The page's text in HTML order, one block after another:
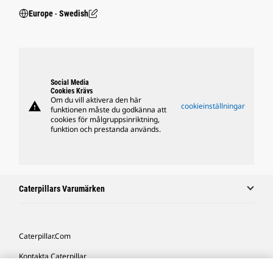
Europe ‧ Swedish
warning
Social Media
Cookies Krävs
Om du vill aktivera den här
funktionen måste du godkänna att
cookies för målgruppsinriktning,
funktion och prestanda används.
cookieinställningar
Caterpillars Varumärken
Caterpillar.com
Kontakta Caterpillar